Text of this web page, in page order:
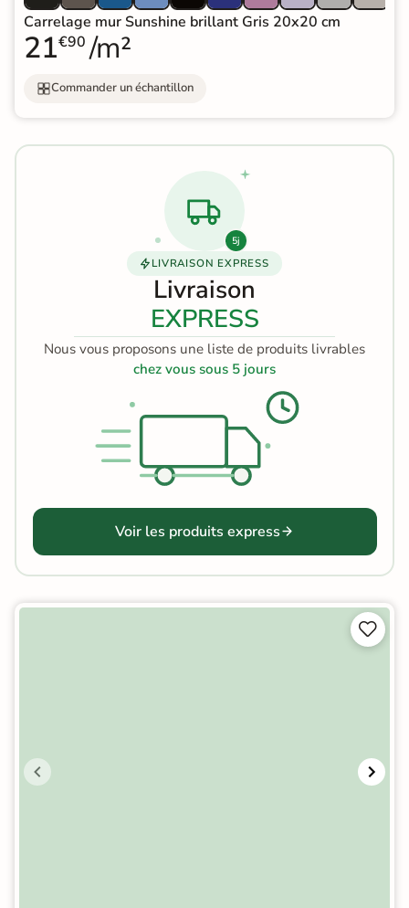
Carrelage mur Sunshine brillant Gris 20x20 cm
21€90 /m²
Commander un échantillon
5j
LIVRAISON EXPRESS
Livraison
EXPRESS
Nous vous proposons une liste de produits livrables
chez vous sous 5 jours
Voir les produits express

